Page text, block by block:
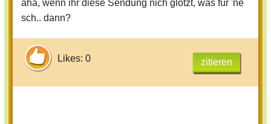
aha, wenn ihr diese Sendung nich glotzt, was für 'ne
sch.. dann?
Likes: 0 zitieren